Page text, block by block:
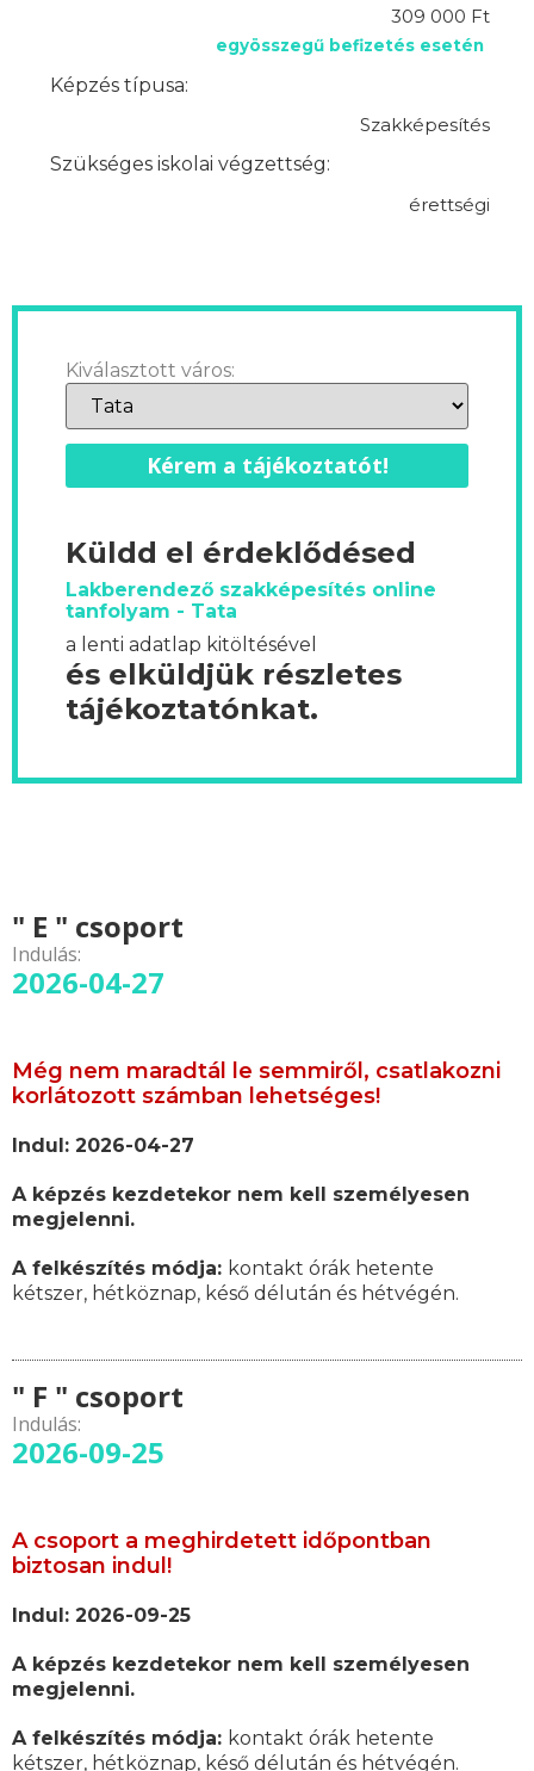
309 000 Ft
egyösszegű befizetés esetén
Képzés típusa:
Szakképesítés
Szükséges iskolai végzettség:
érettségi
Kiválasztott város:
Kérem a tájékoztatót!
Küldd el érdeklődésed
Lakberendező szakképesítés online
tanfolyam - Tata
a lenti adatlap kitöltésével
és elküldjük részletes
tájékoztatónkat.
" E " csoport
Indulás:
2026-04-27
Még nem maradtál le semmiről, csatlakozni
korlátozott számban lehetséges!
Indul: 2026-04-27
A képzés kezdetekor nem kell személyesen
megjelenni.
A felkészítés módja: kontakt órák hetente
kétszer, hétköznap, késő délután és hétvégén.
" F " csoport
Indulás:
2026-09-25
A csoport a meghirdetett időpontban
biztosan indul!
Indul: 2026-09-25
A képzés kezdetekor nem kell személyesen
megjelenni.
A felkészítés módja: kontakt órák hetente
kétszer, hétköznap, késő délután és hétvégén.